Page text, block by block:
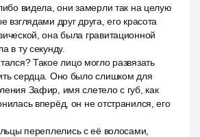
видела, они замерли так на целую
взглядами друг друга, его красота
она была гравитационной
в ту секунду.
Такое лицо могло развязать
сердца. Оно было слишком для
Зафир, имя слетело с губ, как
вперёд, он не отстранился, его
переплелись с её волосами,